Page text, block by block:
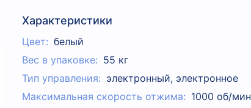
Характеристики
Цвет: белый
Вес в упаковке: 55 кг
Тип управления: электронный, электронное
Максимальная скорость отжима: 1000 об/мин